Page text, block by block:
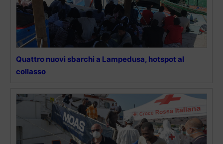
Quattro nuovi sbarchi a Lampedusa, hotspot al
collasso